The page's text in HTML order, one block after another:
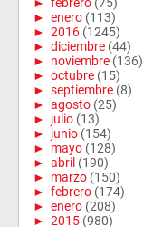
► enero (113)
► 2016 (1245)
► diciembre (44)
► noviembre (136)
► octubre (15)
► septiembre (8)
► agosto (25)
► julio (13)
► junio (154)
► mayo (128)
► abril (190)
► marzo (150)
► febrero (174)
► enero (208)
► 2015 (980)